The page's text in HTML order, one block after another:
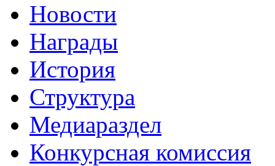
Новости
Награды
История
Структура
Медиараздел
Конкурсная комиссия